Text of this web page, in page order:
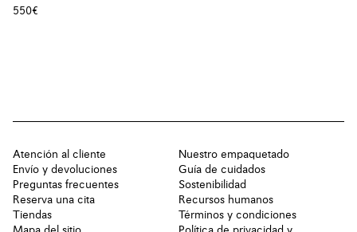
550€
Atención al cliente
Envío y devoluciones
Preguntas frecuentes
Reserva una cita
Tiendas
Nuestro empaquetado
Guía de cuidados
Sostenibilidad
Recursos humanos
Términos y condiciones